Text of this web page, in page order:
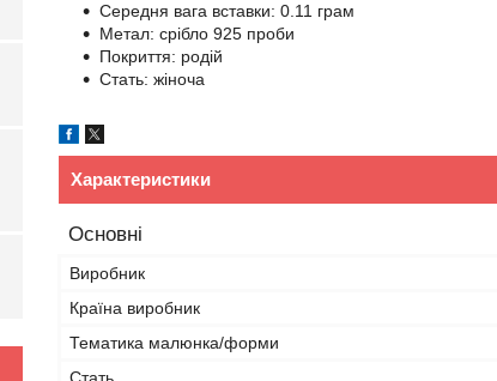
Середня вага вставки: 0.11 грам
Метал: срібло 925 проби
Покриття: родій
Стать: жіноча
Характеристики
Основні
Виробник
Країна виробник
Тематика малюнка/форми